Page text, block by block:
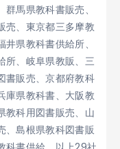
馬県教科書販売、
売、東京都三多摩教
県教科書供給所、
所、岐阜県教販、三
書販売、京都府教科
庫県教科書、大阪教
教科用図書販売、山
、島根県教科図書販